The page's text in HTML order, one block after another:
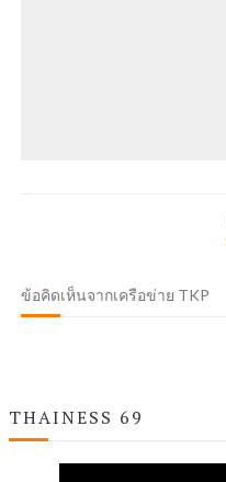
ข้อคิดเห็นจากเครือข่าย TKP
THAINESS 69